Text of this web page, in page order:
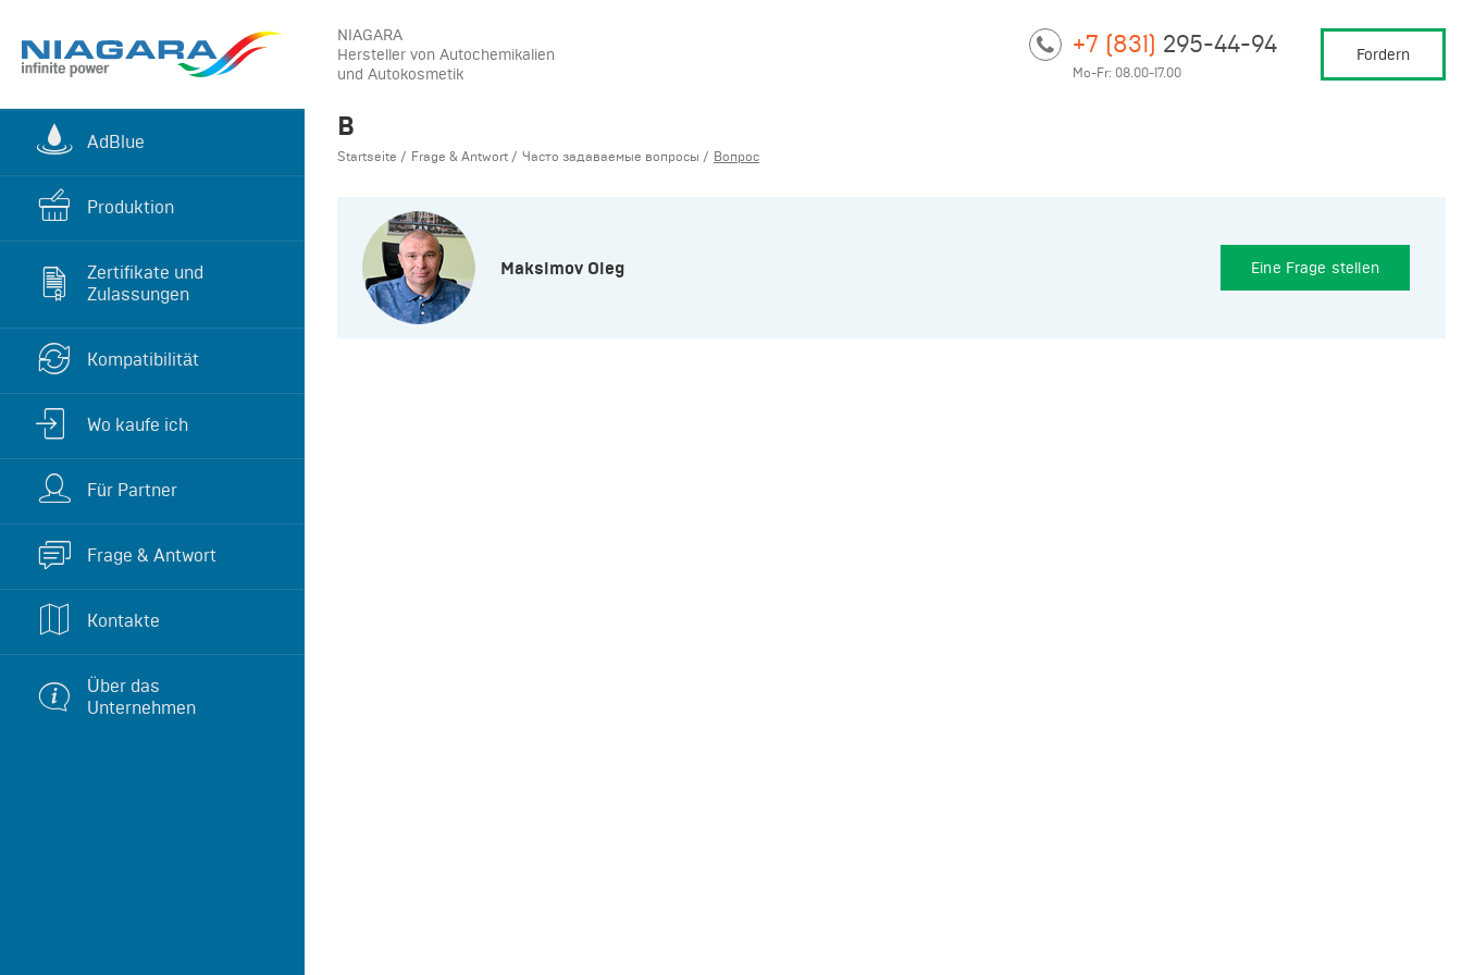
NIAGARA
Hersteller von Autochemikalien
und Autokosmetik
+7 (831) 295-44-94
Mo-Fr: 08.00-17.00
Fordern
AdBlue
Produktion
Zertifikate und
Zulassungen
Kompatibilität
Wo kaufe ich
Für Partner
Frage & Antwort
Kontakte
Über das
Unternehmen
В
Startseite Frage & Antwort Часто задаваемые вопросы Вопрос
Maksimov Oleg Eine Frage stellen